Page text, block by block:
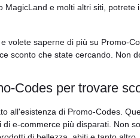
MagicLand e molti altri siti,
volete saperne di più su Promo-
sconto che state cercando. Non
Codes per trovare
all'esistenza di Promo-Codes.
e-commerce più disparati. Non